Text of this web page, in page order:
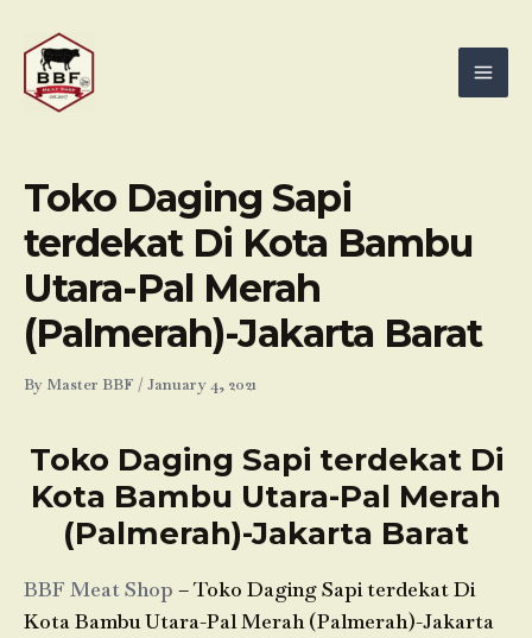
content
Toko Daging Sapi
terdekat Di Kota Bambu
Utara-Pal Merah
(Palmerah)-Jakarta Barat
By Master BBF /January 4, 2021
Toko Daging Sapi terdekat Di
Kota Bambu Utara-Pal Merah
(Palmerah)-Jakarta Barat
BBF Meat Shop – Toko Daging Sapi terdekat Di
Kota Bambu Utara-Pal Merah (Palmerah)-Jakarta